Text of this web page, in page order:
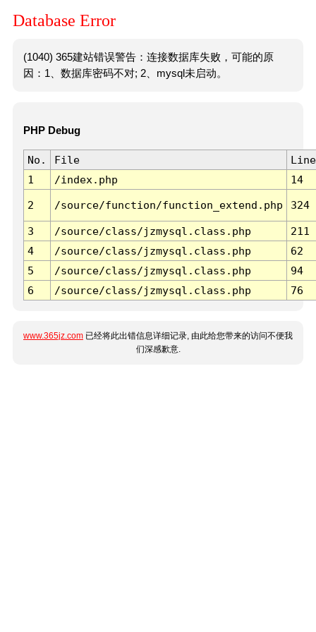
Database Error
(1040) 365建站错误警告：连接数据库失败，可能的原
因：1、数据库密码不对; 2、mysql未启动。
PHP Debug
No. File
Line
1
/index.php 14
2 /source/function/function_extend.php 324
3 /source/class/jzmysql.class.php
211
4
/source/class/jzmysql.class.php
62
5
/source/class/jzmysql.class.php
94
6
/source/class/jzmysql.class.php 76
www.365jz.com 已经将此出错信息详细记录, 由此给您带来的访问不便我
们深感歉意.